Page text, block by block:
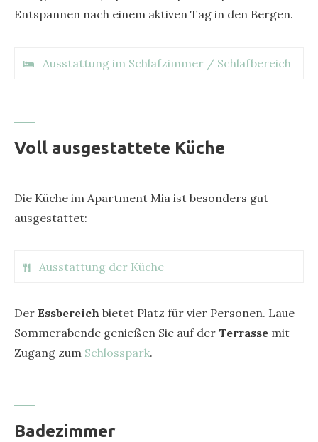
Entspannen nach einem aktiven Tag in den Bergen.
Ausstattung im Schlafzimmer / Schlafbereich
Hersteller Sembella
* Wellness-Decken mit Schafwolle und
Möbelmanufaktur seit 250 Jahren aus
Deutschland
* Eichenholzwand aus heimischen Hölzern
* Radio
* Insektenschutzgitter bei der Terrassentür
* Babybett bei Bedarf
Voll ausgestattete Küche
Die Küche im Apartment Mia ist besonders gut
ausgestattet:
Ausstattung der Küche
* Herd (2 Kochplatten) mit Induktion
* Dunstabzug
* Spüle
* Kühlschrank mit Gefrierfach
* Töpfe & Pfannen
Der Essbereich bietet Platz für vier Personen. Laue
Sommerabende genießen Sie auf der Terrasse mit
Zugang zum Schlosspark.
Badezimmer